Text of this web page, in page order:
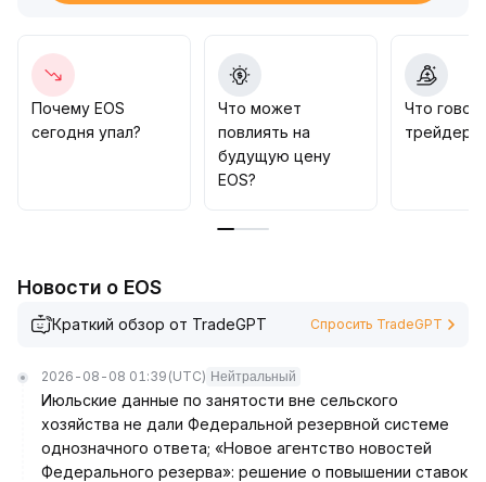
производительности и низким комиссиям, имеет
потенциал привлечь капиталы, ищущие
диверсификацию
Однако устойчивое наращивание объема торгов —
ключ к продолжению тренда.
В долгосрочной перспективе увеличение числа
экосистемы постепенно укрепляют
высокопроизводительный публичный блокчейн
Стратегия: в краткосроке следить за
объема 400 млн USDT, в среднесрочной
перспективе — рассматривать покупки на спадах,
внимательно отслеживать развитие ключевых
экосистемных проектов и изменения структуры
ETF.
Почему EOS
сегодня упал?
Что может
повлиять на
будущую цену
EOS?
Что
трейдеры
Новости о EOS
Краткий обзор от TradeGPT Спросить TradeGPT
2026-08-08 01:39 (UTC) Нейтральный
Июльские данные по занятости вне сельского
хозяйства не дали Федеральной резервной системе
однозначного ответа; «Новое агентство новостей
Федерального резерва»: решение о повышении ставок